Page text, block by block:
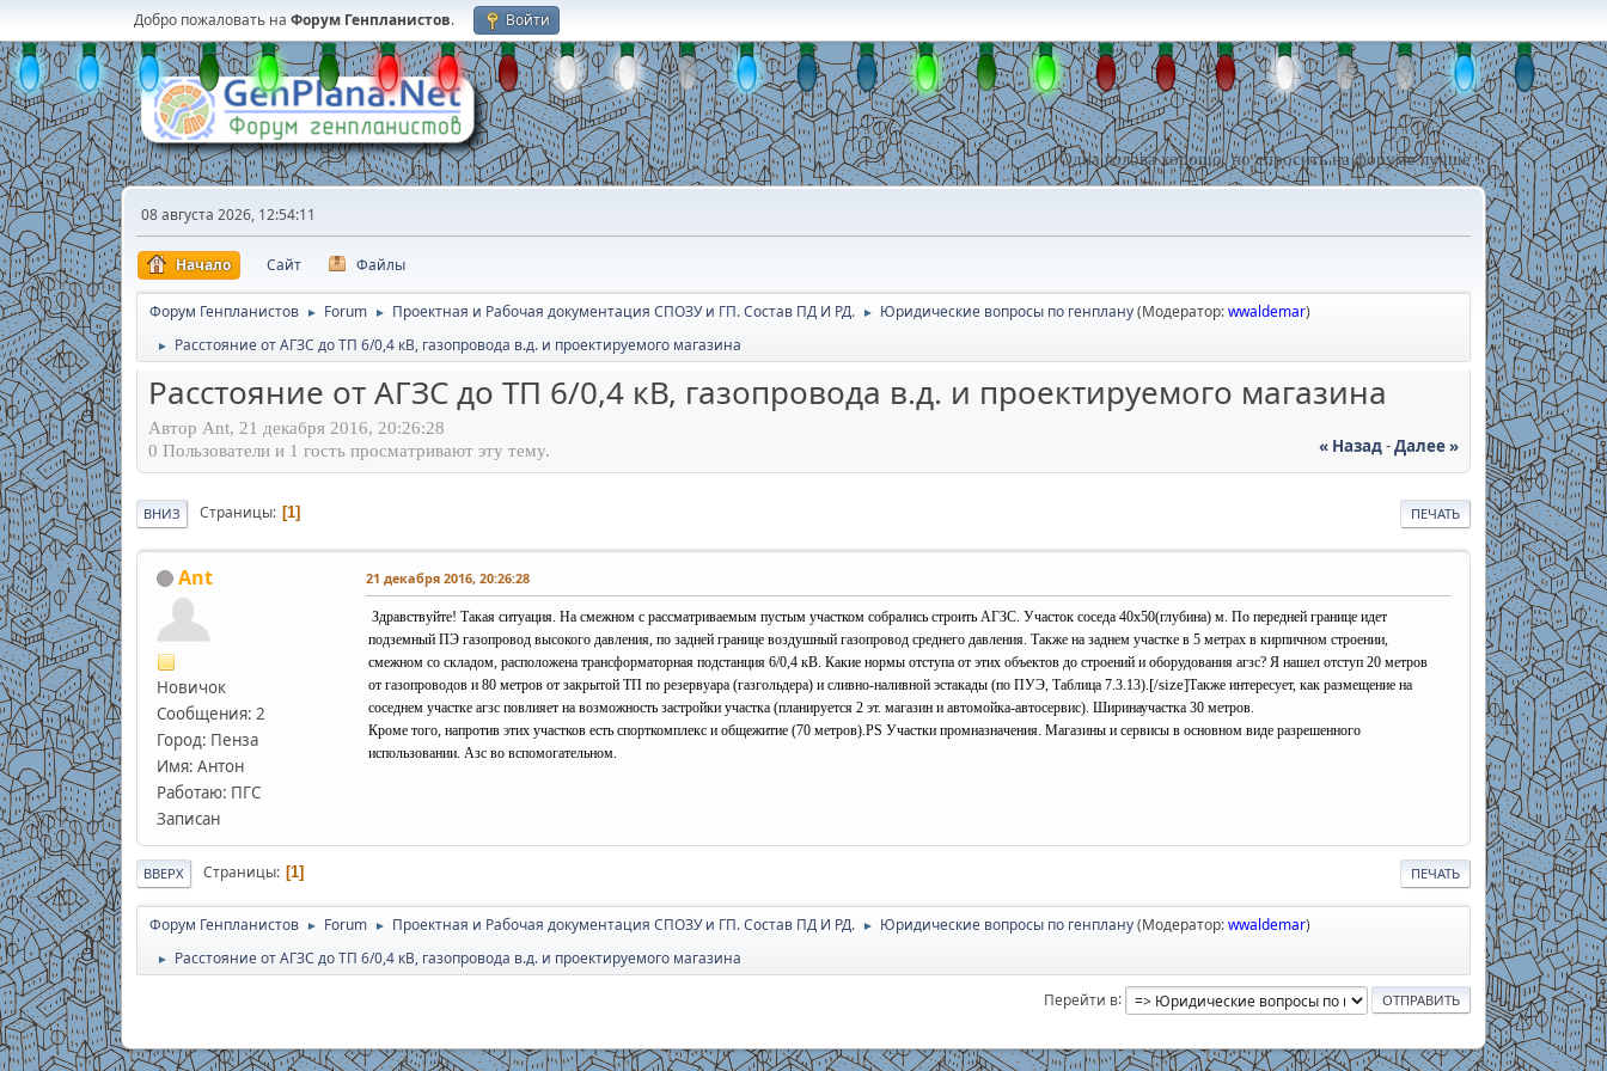
Добро пожаловать на Форум Генпланистов. Войти
Одна голова хорошо, но спросить на форуме лучше !
08 августа 2026, 12:54:11
Начало Сайт Файлы
Форум Генпланистов ► Forum ► Проектная и Рабочая документация СПОЗУ и ГП. Состав ПД И РД. ► Юридичеcкие вопросы по генплану(Модератор:wwaldemar)
► Расстояние от АГЗС до ТП 6/0,4 кВ, газопровода в.д. и проектируемого магазина
Расстояние от АГЗС до ТП 6/0,4 кВ, газопровода в.д. и проектируемого магазина
Автор Ant, 21 декабря 2016, 20:26:28
« Назад-Далее »
0 Пользователи и 1 гость просматривают эту тему.
ПЕЧАТЬ
ВНИЗ Страницы 1
Ant
Новичок
Сообщения: 2
Город: Пенза
Имя: Антон
Работаю: ПГС
Записан
21 декабря 2016, 20:26:28
Здравствуйте! Такая ситуация. На смежном с рассматриваемым пустым участком собрались строить АГЗС. Участок соседа 40х50(глубина) м. По передней границе идет
подземный ПЭ газопровод высокого давления, по задней границе воздушный газопровод среднего давления. Также на заднем участке в 5 метрах в кирпичном строении,
смежном со складом, расположена трансформаторная подстанция 6/0,4 кВ. Какие нормы отступа от этих объектов до строений и оборудования агзс? Я нашел отступ 20 метров
от газопроводов и 80 метров от закрытой ТП по резервуара (газгольдера) и сливно-наливной эстакады (по ПУЭ, Таблица 7.3.13). [/size]Также интересует, как размещение на
соседнем участке агзс повлияет на возможность застройки участка (планируется 2 эт. магазин и автомойка-автосервис). Ширинаучастка 30 метров.
Кроме того, напротив этих участков есть спорткомплекс и общежитие (70 метров).PS Участки промназначения. Магазины и сервисы в основном виде разрешенного
использовании. Азс во вспомогательном.
ПЕЧАТЬ
ВВЕРХ Страницы 1
Форум Генпланистов ► Forum ► Проектная и Рабочая документация СПОЗУ и ГП. Состав ПД И РД. ► Юридичеcкие вопросы по генплану(Модератор:wwaldemar)
► Расстояние от АГЗС до ТП 6/0,4 кВ, газопровода в.д. и проектируемого магазина
Перейти в